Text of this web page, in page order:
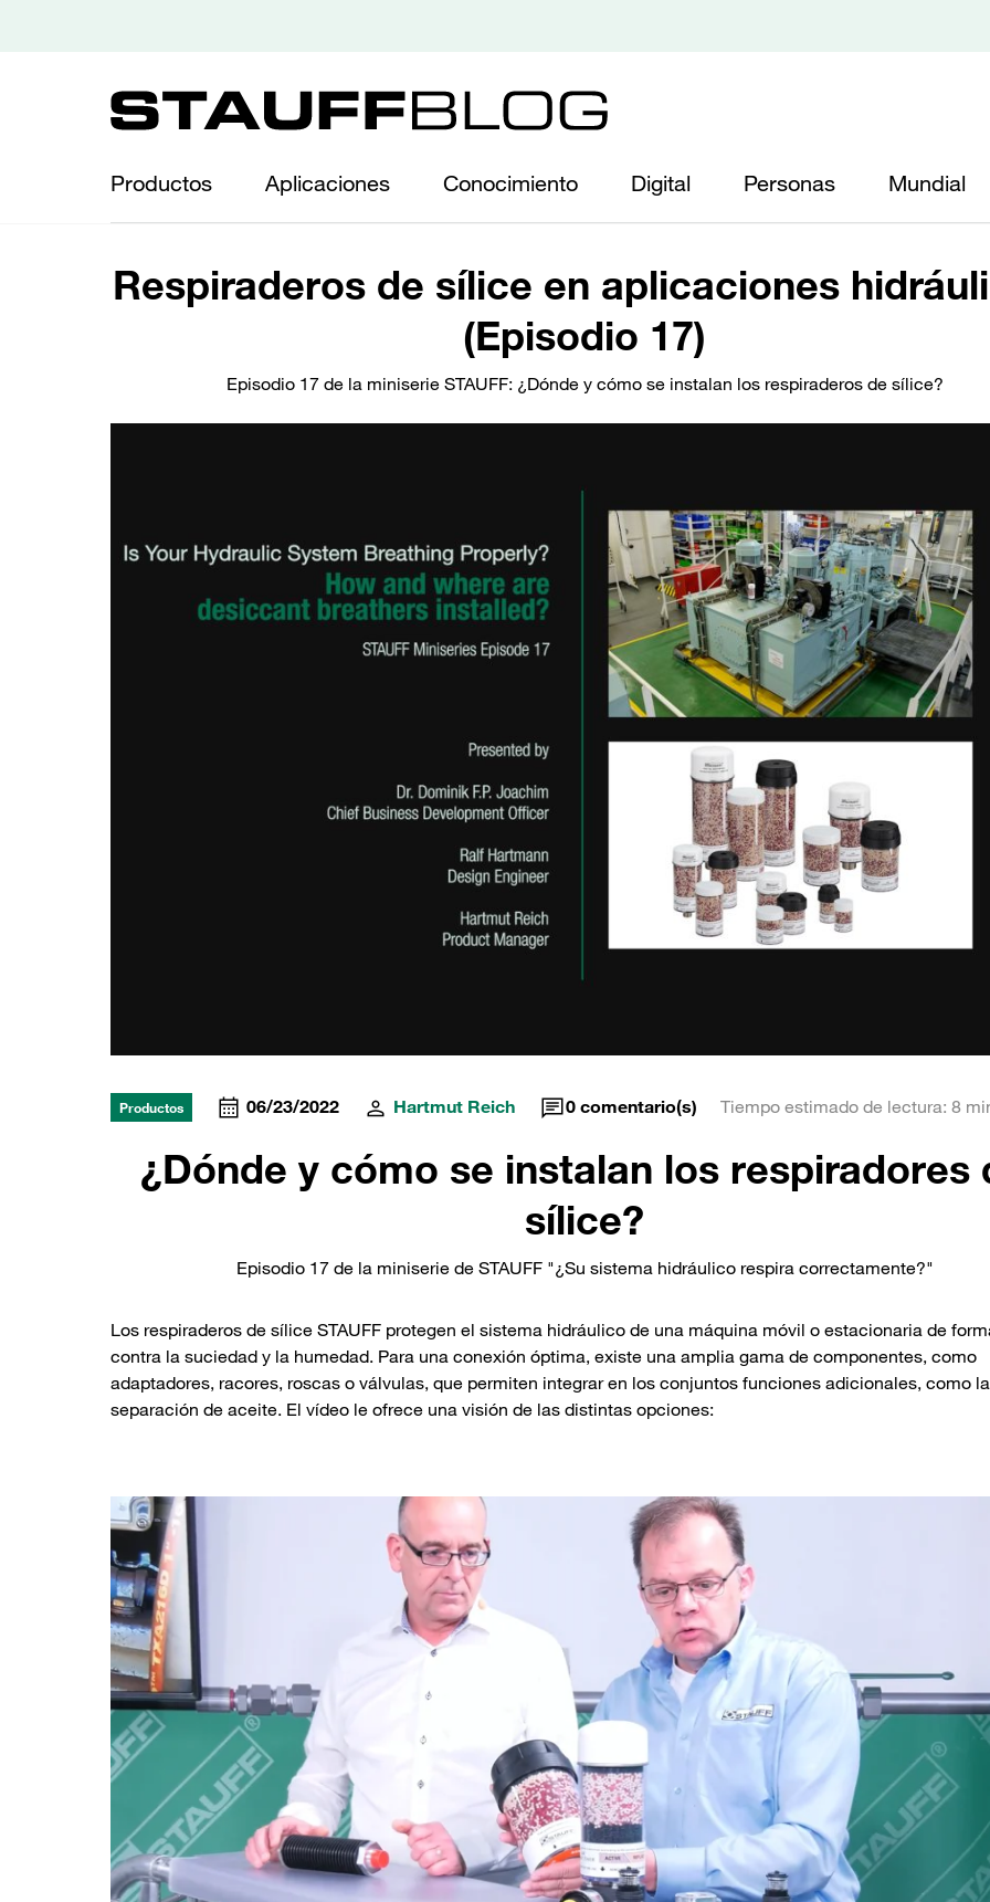
Productos Aplicaciones Conocimiento Digital Personas Mundial
Respiraderos de sílice en aplicaciones
(Episodio 17)
Episodio 17 de la miniserie STAUFF: ¿Dónde y cómo se instalan los respiraderos de sílice?
Productos 06/23/2022 Hartmut Reich 0comentario(s) Tiempo estimado de lectura: 8
¿Dónde y cómo se instalan los respiradores
sílice?
Episodio 17 de la miniserie de STAUFF "¿Su sistema hidráulico respira correctamente?"
Los respiraderos de sílice STAUFF protegen el sistema hidráulico de una máquina móvil o estacionaria de
contra la suciedad y la humedad. Para una conexión óptima, existe una amplia gama de componentes, como
adaptadores, racores, roscas o válvulas, que permiten integrar en los conjuntos funciones adicionales, como la
separación de aceite. El vídeo le ofrece una visión de las distintas opciones: